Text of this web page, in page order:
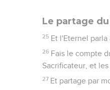
Le partage
25 Et l'Eternel parla
26 Fais le compte
Sacrificateur, et
27 Et partage par